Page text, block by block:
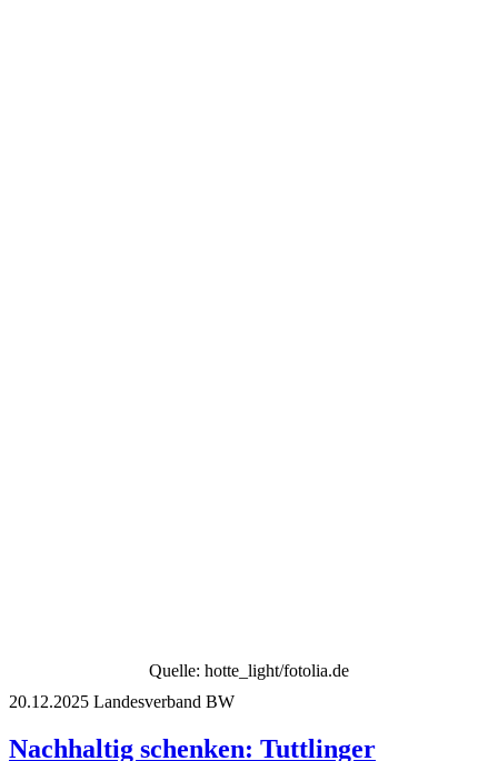
Quelle: hotte_light/fotolia.de
20.12.2025 Landesverband BW
Nachhaltig schenken: Tuttlinger